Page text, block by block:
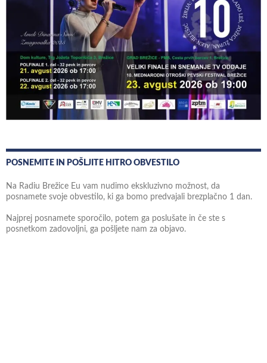
POSNEMITE IN POŠLJITE HITRO OBVESTILO
Na Radiu Brežice Eu vam nudimo ekskluzivno možnost, da
posnamete svoje obvestilo, ki ga bomo predvajali brezplačno 1 dan.
Najprej posnamete sporočilo, potem ga poslušate in če ste s
posnetkom zadovoljni, ga pošljete nam za objavo.